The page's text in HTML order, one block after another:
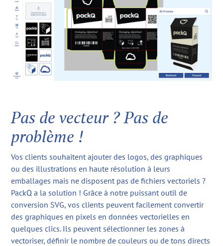
Pas de vecteur ? Pas de
problème !
Vos clients souhaitent ajouter des logos, des graphiques
ou des illustrations en haute résolution à leurs
emballages mais ne disposent pas de fichiers vectoriels ?
PackQ a la solution ! Grâce à notre puissant outil de
conversion SVG, vos clients peuvent facilement convertir
des graphiques en pixels en données vectorielles en
quelques clics. Ils peuvent sélectionner les zones à
vectoriser, définir le nombre de couleurs ou de tons directs